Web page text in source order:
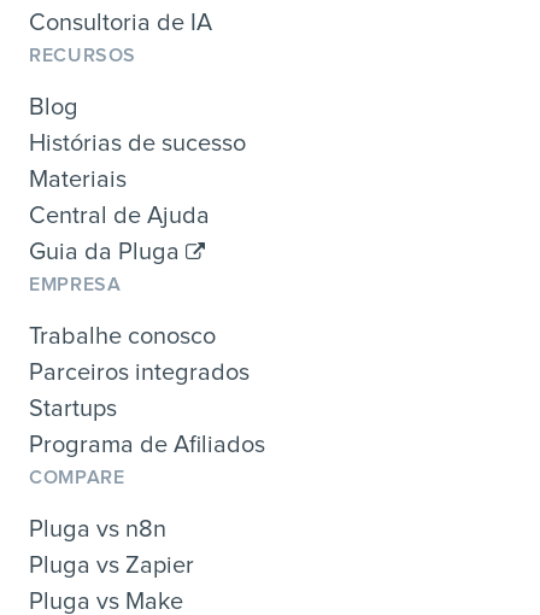
Consultoria de IA
RECURSOS
Blog
Histórias de sucesso
Materiais
Central de Ajuda
Guia da Pluga
EMPRESA
Trabalhe conosco
Parceiros integrados
Startups
Programa de Afiliados
COMPARE
Pluga vs n8n
Pluga vs Zapier
Pluga vs Make